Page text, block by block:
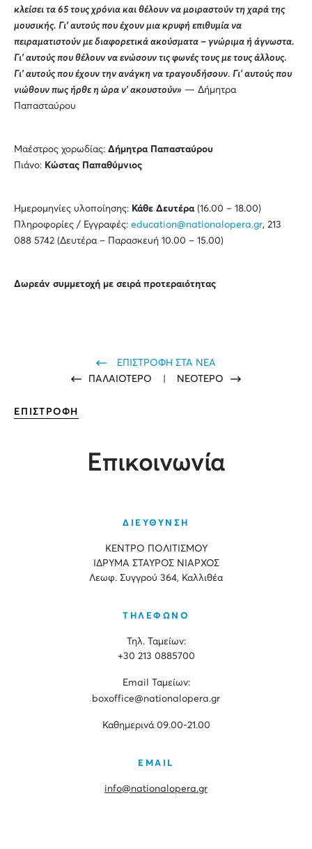
κλείσει τα 65 τους χρόνια και θέλουν να μοιραστούν τη χαρά της
μουσικής. Γι’ αυτούς που έχουν μια κρυφή επιθυμία να
πειραματιστούν με διαφορετικά ακούσματα – γνώριμα ή άγνωστα.
Γι’ αυτούς που θέλουν να ενώσουν τις φωνές τους με τους άλλους.
Γι’ αυτούς που έχουν την ανάγκη να τραγουδήσουν. Γι’ αυτούς που
νιώθουν πως ήρθε η ώρα ν’ ακουστούν» — Δήμητρα
Παπασταύρου
Μαέστρος χορωδίας: Δήμητρα Παπασταύρου
Πιάνο: Κώστας Παπαθύμνιος
Ημερομηνίες υλοποίησης: Κάθε Δευτέρα(16.00 – 18.00)
Πληροφορίες / Εγγραφές: education@nationalopera.gr, 213
088 5742 (Δευτέρα – Παρασκευή 10.00 – 15.00)
Δωρεάν συμμετοχή με σειρά προτεραιότητας
ΕΠΙΣΤΡΟΦΗ ΣΤΑ ΝΕΑ
ΠΑΛΑΙΟΤΕΡΟ
ΝΕΟΤΕΡΟ
ΕΠΙΣΤΡΟΦΗ
Επικοινωνία
ΔΙΕΥΘΥΝΣΗ
ΚΕΝΤΡΟ ΠΟΛΙΤΙΣΜΟΥ
ΙΔΡΥΜΑ ΣΤΑΥΡΟΣ ΝΙΑΡΧΟΣ
Λεωφ. Συγγρού 364, Καλλιθέα
ΤΗΛΕΦΩΝΟ
Τηλ. Ταμείων:
+30 213 0885700
Εmail Ταμείων:
boxoffice@nationalopera.gr
Καθημερινά 09.00-21.00
EMAIL
info@nationalopera.gr